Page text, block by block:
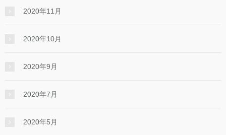
2020年11月
2020年10月
2020年9月
2020年7月
2020年5月